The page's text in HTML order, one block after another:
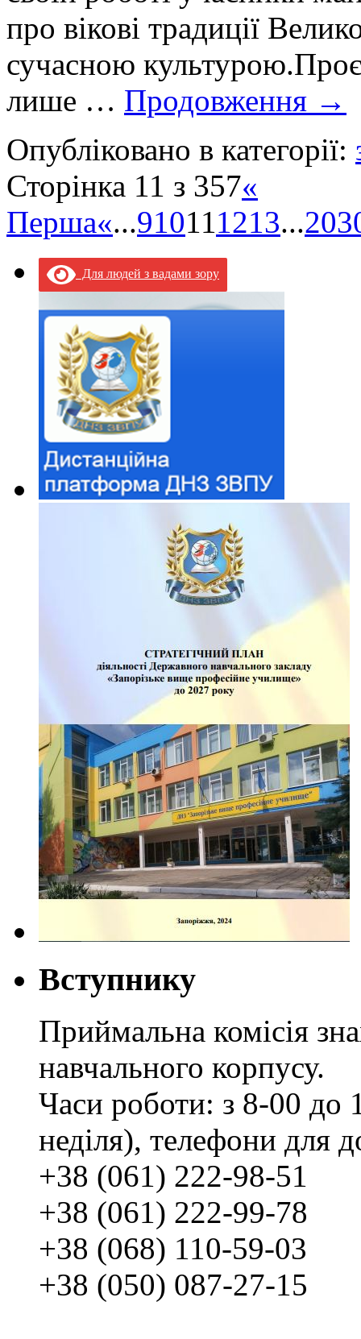
про вікові традиції
сучасною
лише … Продовження →
Опубліковано в категорії:
Сторінка 11 з 357«
Перша«...910111213...20
Для людей з вадами зору
Вступнику
Приймальна комісія
навчального корпусу.
Часи роботи: з 8-00 до
неділя), телефони для
+38 (061) 222-98-51
+38 (061) 222-99-78
+38 (068) 110-59-03
+38 (050) 087-27-15